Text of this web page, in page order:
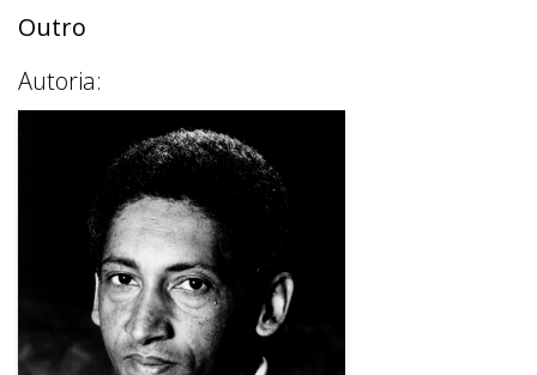
Outro
Autoria: